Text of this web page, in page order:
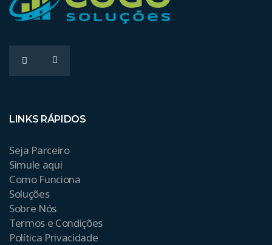
LINKS RÁPIDOS
Seja Parceiro
Simule aqui
Como Funciona
Soluções
Sobre Nós
Termos e Condições
Política Privacidade